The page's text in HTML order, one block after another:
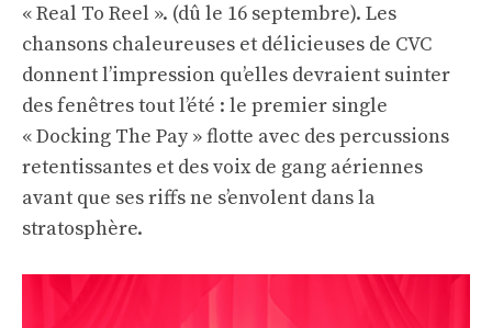
« Real To Reel ». (dû le 16 septembre). Les
chansons chaleureuses et délicieuses de CVC
donnent l’impression qu’elles devraient suinter
des fenêtres tout l’été : le premier single
« Docking The Pay » flotte avec des percussions
retentissantes et des voix de gang aériennes
avant que ses riffs ne s’envolent dans la
stratosphère.